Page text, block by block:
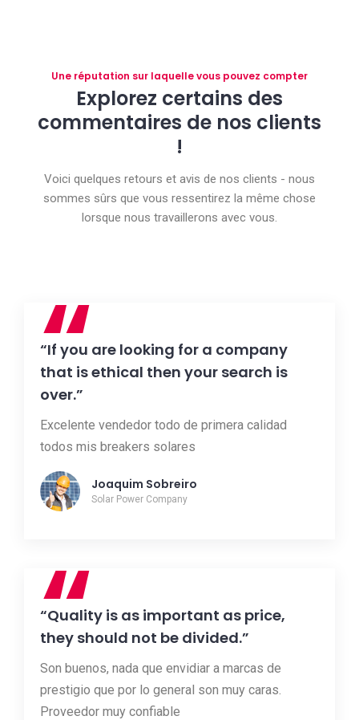
Une réputation sur laquelle vous pouvez compter
Explorez certains des
commentaires de nos clients
!
Voici quelques retours et avis de nos clients - nous
sommes sûrs que vous ressentirez la même chose
lorsque nous travaillerons avec vous.
“
“If you are looking for a company
that is ethical then your search is
over.”
Excelente vendedor todo de primera calidad
todos mis breakers solares
Joaquim Sobreiro
Solar Power Company
“
“Quality is as important as price,
they should not be divided.”
Son buenos, nada que envidiar a marcas de
prestigio que por lo general son muy caras.
Proveedor muy confiable